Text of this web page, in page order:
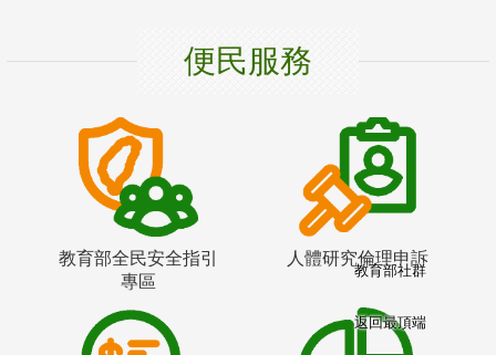
便民服務
教育部全民安全指引
專區
人體研究倫理申訴
教育部社群
返回最頂端